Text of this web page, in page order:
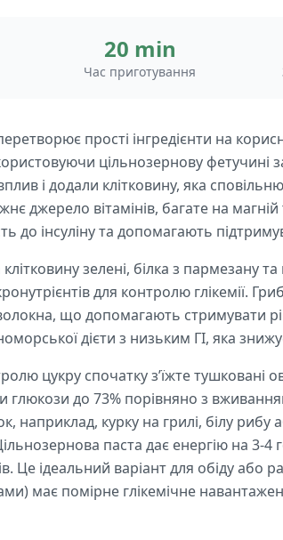
20 min
Час приготування
прості інгредієнти на
цільнозернову фетучині
і додали клітковину, яка
джерело вітамінів, багате на
до інсуліну та допомагають
зелені, білка з пармезану
для контролю глікемії.
що допомагають стримувати
дієти з низьким ГІ, яка
цукру спочатку з’їжте тушковані
глюкози до 73% порівняно з
наприклад, курку на грилі, білу
паста дає енергію на 3-
Це ідеальний варіант для обіду або
має помірне глікемічне